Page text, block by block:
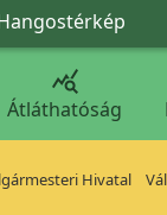

Átláthatóság
Hivatal